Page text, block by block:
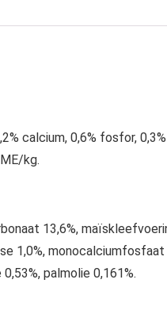
calcium, 0,6% fosfor,
kg.
13,6%,
1,0%,
palmolie 0,161%.